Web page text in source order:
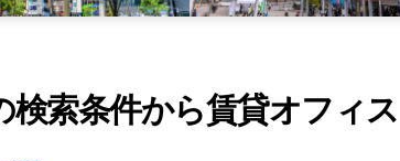
検索条件から賃貸オフィ